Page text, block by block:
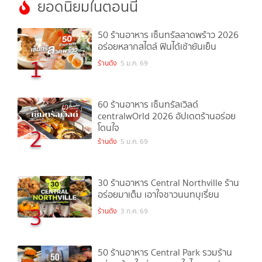
ยอดนิยมในตอนนี้
1
50 ร้านอาหาร เซ็นทรัลลาดพร้าว 2026
อร่อยหลากสไตล์ ฟินได้เช้ายันเย็น
ร้านดัง 5 ม.ค. 69
2
60 ร้านอาหาร เซ็นทรัลเวิลด์
centralwOrld 2026 อัปเดตร้านอร่อย
โดนใจ
ร้านดัง 5 ม.ค. 69
3
30 ร้านอาหาร Central Northville ร้าน
อร่อยมาเต็ม เอาใจชาวนนทบุเรี่ยน
ร้านดัง 3 ก.ค. 69
50 ร้านอาหาร Central Park รวมร้าน